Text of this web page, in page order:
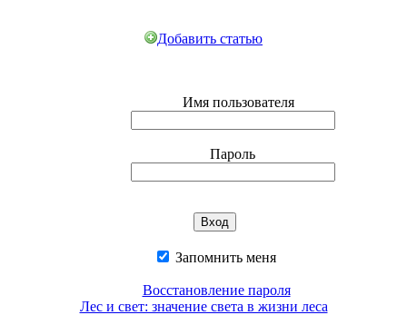
Добавить статью
Имя пользователя
Пароль
Запомнить меня
Восстановление пароля
Лес и свет: значение света в жизни леса